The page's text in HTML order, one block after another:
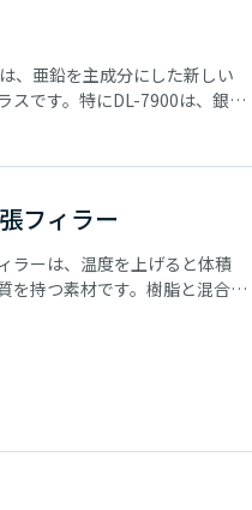
、亜鉛を主成分にした新しい
スです。特にDL-7900は、銀を
フィラー
ラーは、温度を上げると体積
を持つ素材です。樹脂と混合す